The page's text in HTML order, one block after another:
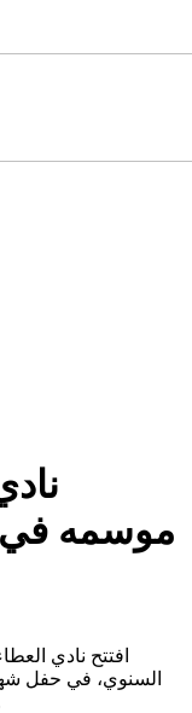
موسمه في
افتتح نادي
السنوي، في حفل